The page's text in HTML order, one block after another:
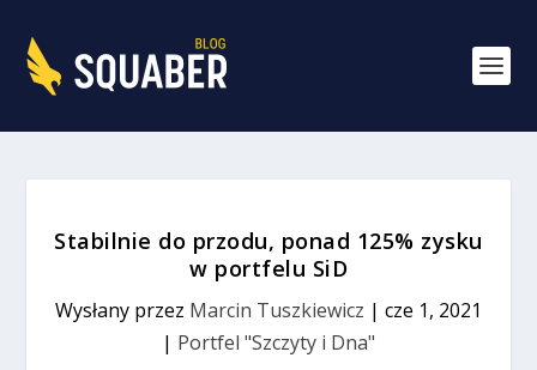
Stabilnie do przodu, ponad 125% zysku
w portfelu SiD
Wysłany przez Marcin Tuszkiewicz | cze 1, 2021
| Portfel "Szczyty i Dna"